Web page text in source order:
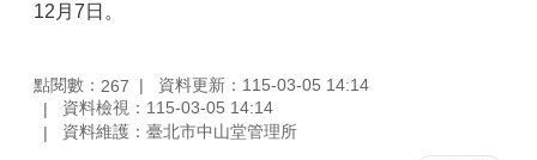
12月7日。
點閱數： 267
資料更新：115-03-05 14:14
資料檢視：115-03-05 14:14
資料維護：臺北市中山堂管理所